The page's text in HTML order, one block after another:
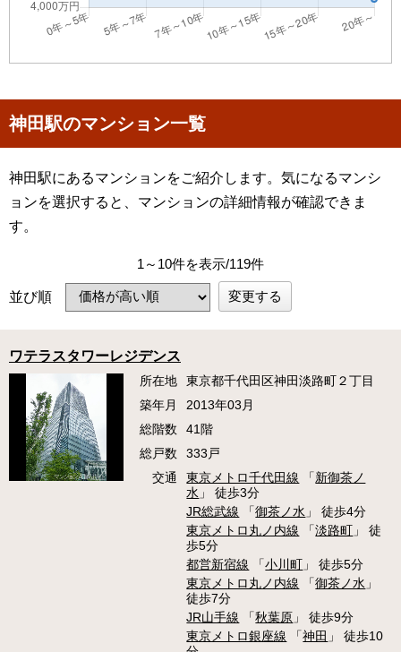
神田駅のマンション一覧
神田駅にあるマンションをご紹介します。気になるマンシ
ョンを選択すると、マンションの詳細情報が確認できま
す。
1～10件を表示/119件
並び順 変更する
ワテラスタワーレジデンス
所在地
東京都千代田区神田淡路町２丁目
築年月
2013年03月
総階数
41階
総戸数
333戸
交通
東京メトロ千代田線 「新御茶ノ
水 」 徒歩3分
JR総武線 「御茶ノ水 」 徒歩4分
東京メトロ丸ノ内線 「淡路町 」 徒
歩5分
都営新宿線 「小川町 」 徒歩5分
東京メトロ丸ノ内線 「御茶ノ水 」
徒歩7分
JR山手線 「秋葉原 」 徒歩9分
東京メトロ銀座線 「神田 」 徒歩10